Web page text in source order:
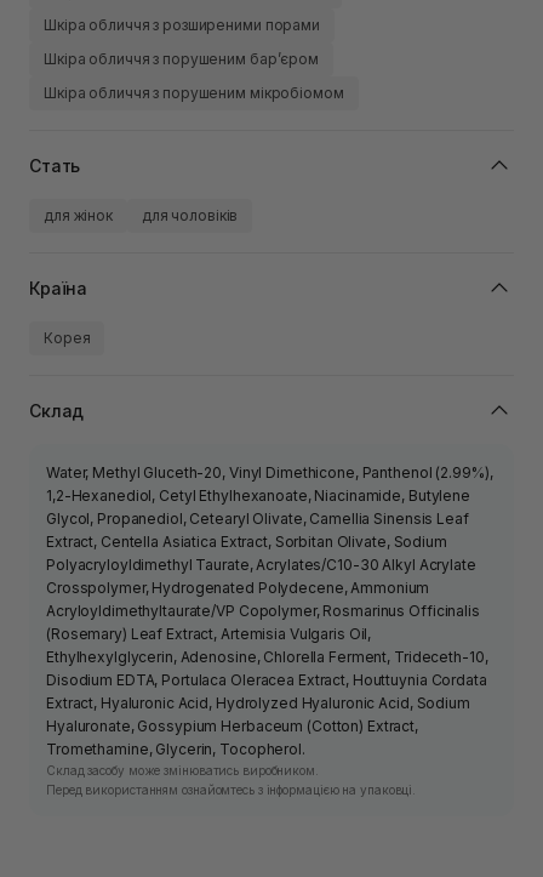
Шкіра обличчя з розширеними порами
Шкіра обличчя з порушеним барʼєром
Шкіра обличчя з порушеним мікробіомом
Стать
для жінок для чоловіків
Країна
Корея
Склад
Water, Methyl Gluceth-20, Vinyl Dimethicone, Panthenol (2.99%),
1,2-Hexanediol, Cetyl Ethylhexanoate, Niacinamide, Butylene
Glycol, Propanediol, Cetearyl Olivate, Camellia Sinensis Leaf
Extract, Centella Asiatica Extract, Sorbitan Olivate, Sodium
Polyacryloyldimethyl Taurate, Acrylates/C10-30 Alkyl Acrylate
Crosspolymer, Hydrogenated Polydecene, Ammonium
Acryloyldimethyltaurate/VP Copolymer, Rosmarinus Officinalis
(Rosemary) Leaf Extract, Artemisia Vulgaris Oil,
Ethylhexylglycerin, Adenosine, Chlorella Ferment, Trideceth-10,
Disodium EDTA, Portulaca Oleracea Extract, Houttuynia Cordata
Extract, Hyaluronic Acid, Hydrolyzed Hyaluronic Acid, Sodium
Hyaluronate, Gossypium Herbaceum (Cotton) Extract,
Tromethamine, Glycerin, Tocopherol.
Склад засобу може змінюватись виробником.
Перед використанням ознайомтесь з інформацією на упаковці.